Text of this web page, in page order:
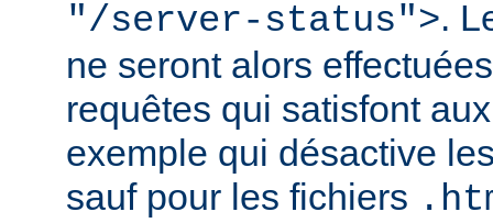
"/server-status">.
ne seront alors
requêtes qui satisfont
exemple qui désactive
sauf pour les fichiers